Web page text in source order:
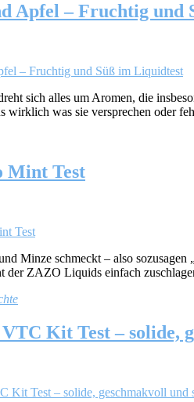
Apfel – Fruchtig und
sich alles um Aromen, die
was sie versprechen oder
Mint Test
Minze schmeckt – also
der ZAZO Liquids einfach
Kit Test – solide,